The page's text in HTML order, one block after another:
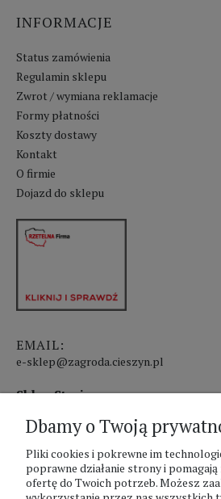
INFORMACJE
Status zamówienia
Regulamin sklepu
Zwrot / wymiana reklamacje
Formy płatności
Koszty dostawy
Kontakt
O firmie
Dojazd do sklepu
EMAIL:
e-sklep@zagroda.cieszyn.pl
Sklep Stacjonarny czynny:
pon.-pt. 8:00 - 17:00
sobota 8:00 - 13:00
PHU Zagroda A.Szlaur
Dbamy o Twoją
Pliki cookies i pokrewne im
poprawne działanie strony i
ofertę do Twoich potrzeb. Możesz